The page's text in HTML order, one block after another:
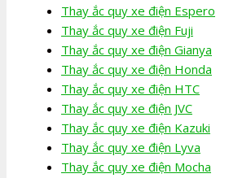
Thay ắc quy xe điện Espero
Thay ắc quy xe điện Fuji
Thay ắc quy xe điện Gianya
Thay ắc quy xe điện Honda
Thay ắc quy xe điện HTC
Thay ắc quy xe điện JVC
Thay ắc quy xe điện Kazuki
Thay ắc quy xe điện Lyva
Thay ắc quy xe điện Mocha